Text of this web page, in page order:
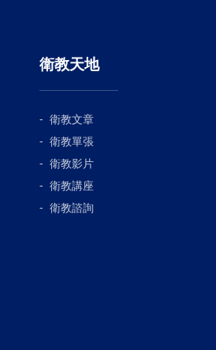
）自1988-1996年研發乳癌
過FDA到上市的艱辛過程；
理局（FDA）甚至逼藥廠提早公
使用後的結果，可見這藥物對
目前已有8種標靶藥物被美國食
證實有效；以過往的治療經驗，
另一個標靶藥物癌思停
對抗癌血管新生的抗體藥劑，著
師，天下文化雜誌譯有一本《佛
雖然沒找到癌血管新生因子,又回
癌症治療新篇章。(四)、荷爾蒙
40個年頭，如今仍屹立不搖；除
包括阻斷荷爾蒙分泌的方法來抑
女可以打停經藥；停經後婦女則
爾蒙治也可從乳癌
衛教天地
衛教文章
衛教單張
衛教影片
衛教講座
衛教諮詢